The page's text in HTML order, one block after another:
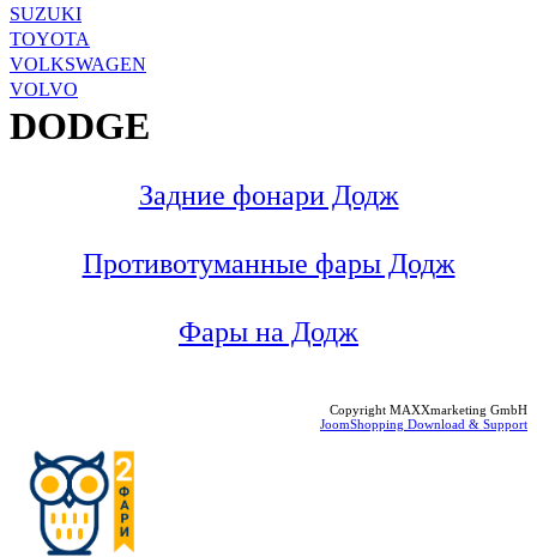
SUZUKI
TOYOTA
VOLKSWAGEN
VOLVO
DODGE
Задние фонари Додж
Противотуманные фары Додж
Фары на Додж
Copyright MAXXmarketing GmbH
JoomShopping Download & Support